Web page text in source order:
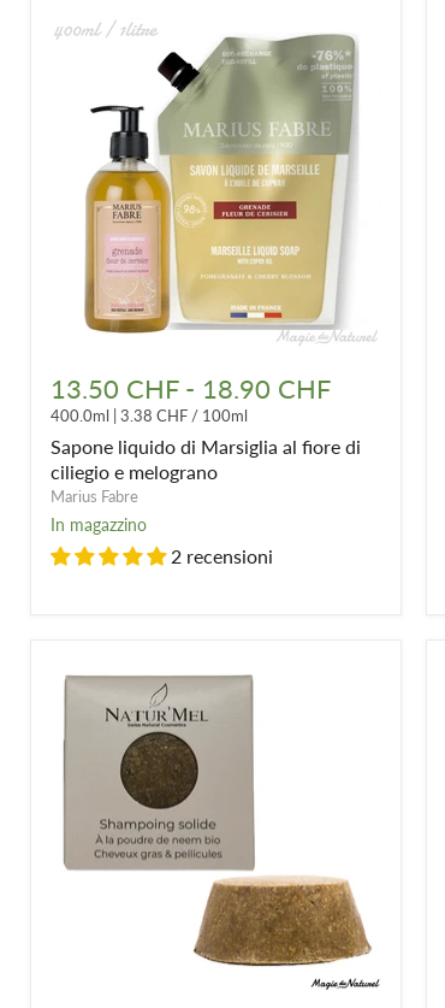
liquido
di
Marsiglia
al
fiore
di
ciliegio
e
melograno
13.50 CHF- 18.90 CHF
400.0ml 3.38 CHF / 100ml
Sapone liquido di Marsiglia al fiore di
ciliegio e melograno
Marius Fabre
In magazzino
2 recensioni